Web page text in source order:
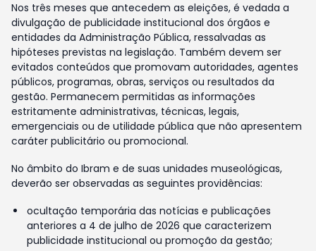
Nos três meses que antecedem as eleições, é vedada a
divulgação de publicidade institucional dos órgãos e
entidades da Administração Pública, ressalvadas as
hipóteses previstas na legislação. Também devem ser
evitados conteúdos que promovam autoridades, agentes
públicos, programas, obras, serviços ou resultados da
gestão. Permanecem permitidas as informações
estritamente administrativas, técnicas, legais,
emergenciais ou de utilidade pública que não apresentem
caráter publicitário ou promocional.
No âmbito do Ibram e de suas unidades museológicas,
deverão ser observadas as seguintes providências:
ocultação temporária das notícias e publicações
anteriores a 4 de julho de 2026 que caracterizem
publicidade institucional ou promoção da gestão;